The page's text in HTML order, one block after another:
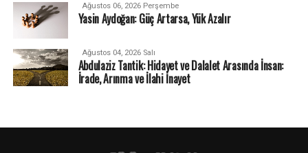
Ağustos 06, 2026 Perşembe
Yasin Aydoğan: Güç Artarsa, Yük Azalır
Ağustos 04, 2026 Salı
Abdulaziz Tantik: Hidayet ve Dalalet Arasında İnsan:
İrade, Arınma ve İlahi İnayet